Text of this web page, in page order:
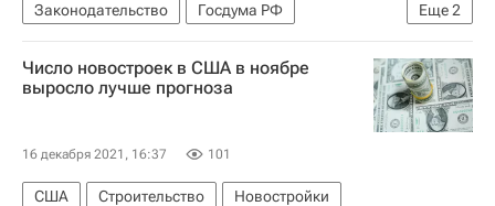
Еще2
Законодательство
Госдума РФ
Совет Федерации РФ
Фонд ЖКХ
Число новостроек в США в ноябре
выросло лучше прогноза
16 декабря 2021, 16:37 101
США Строительство Новостройки